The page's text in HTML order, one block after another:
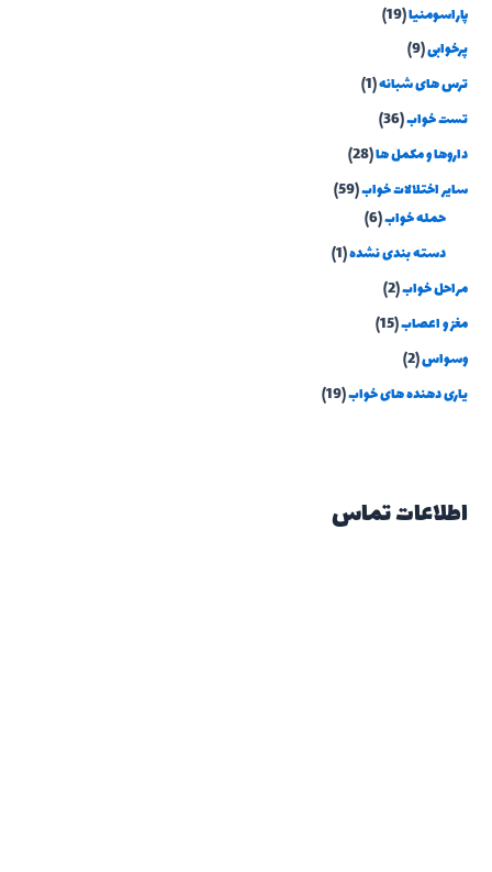
پاراسومنیا(19)
پرخوابی(9)
ترس های شبانه(1)
تست خواب(36)
داروها و مکمل ها(28)
سایر اختلالات خواب(59)
حمله خواب(6)
دسته بندی نشده(1)
مراحل خواب(2)
مغز و اعصاب(15)
وسواس(2)
یاری دهنده های خواب(19)
اطلاعات تماس